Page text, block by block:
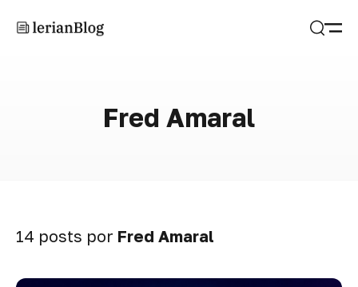
Fred Amaral
14 posts por Fred Amaral